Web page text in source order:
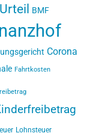
BMF
Corona
Fahrtkosten
Lohnsteuer